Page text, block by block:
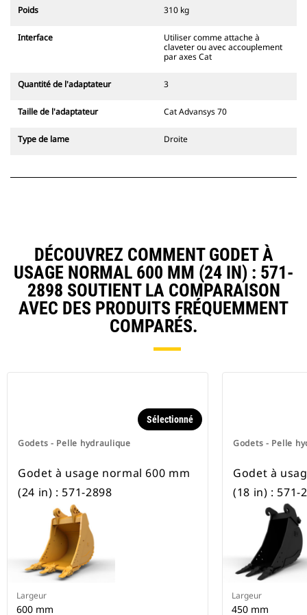
champ de vision du conducteur.
axes Cat sont compatibles avec les
pelles hydrauliques à chaînes 311-
Des attaches à largeur de
disponibles.
le système d'attache spéciale CW
CW sont dotées d'un système de
disponibles pour toutes les pelles
hydrauliques à chaines et sur
pneus.
Poids 310 kg
Interface
Utiliser comme attache à
claveter ou avec accouplement
par axes Cat
Quantité de l'adaptateur 3
Taille de l'adaptateur Cat Advansys 70
Type de lame Droite
DÉCOUVREZ COMMENT GODET À
USAGE NORMAL 600 MM (24 IN) : 571-
2898 SOUTIENT LA COMPARAISON
AVEC DES PRODUITS FRÉQUEMMENT
COMPARÉS.
Godets - Pelle hydraulique
Sélectionné
Godet à usage normal 600 mm
(24 in) : 571-2898
Largeur
600 mm
Godets - Pelle
Godet à
(18 in) : 571-
Largeur
450 mm